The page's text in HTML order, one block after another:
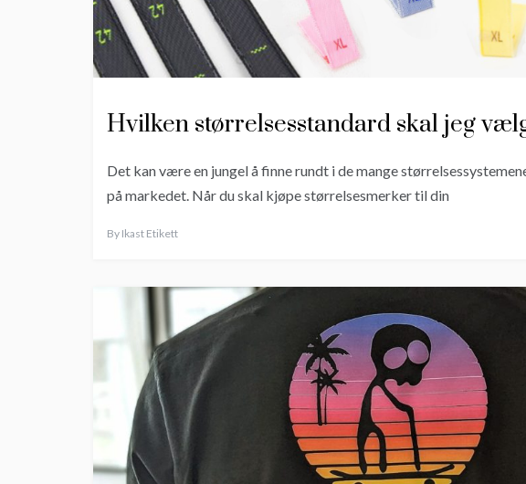
Hvilken størrelsesstandard skal jeg
Det kan være en jungel å finne rundt i de mange
på markedet. Når du skal kjøpe størrelsesmerker til din
By Ikast Etikett